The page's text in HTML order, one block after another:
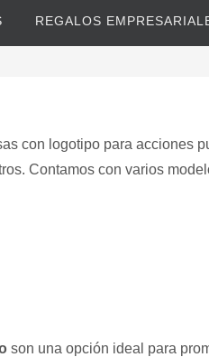
REGALOS
con logotipo para acciones
Contamos con varios
son una opción ideal para